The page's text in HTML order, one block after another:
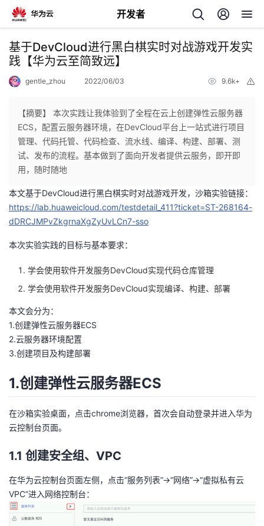
开发者
返
回
个
人
主
页
我
的
开
者
我
的
我
坛
圈
子
的
直
播
我
的
活
动
我
的
关
我
的
我
基于DevCloud进行黑白棋实时对战游戏开发实
践【华为云至简致远】
gentle_zhou 2022/06/03 9.6k+
【摘要】 本次实践让我体验到了全程在云上创建弹性云服务器
ECS，配置云服务器环境，在DevCloud平台上一站式进行项目
管理、代码托管、代码检查、流水线、编译、构建、部署、测
试、发布的流程。基本做到了面向开发者提供云服务，即开即
用，随时随地
本文基于DevCloud进行黑白棋实时对战游戏开发，沙箱实验链接：
https://lab.huaweicloud.com/testdetail_411?ticket=ST-268164-
dDRCJMPvZkgrnaXgZyUvLCn7-sso
本次实验实践的目标与基本要求：
学会使用软件开发服务DevCloud实现代码仓库管理
学会使用软件开发服务DevCloud实现编译、构建、部署
本文会分为：
1.创建弹性云服务器ECS
2.云服务器环境配置
3.创建项目及构建部署
1.创建弹性云服务器ECS
在沙箱实验桌面，点击chrome浏览器，首次会自动登录并进入华为
云控制台页面。
1.1 创建安全组、VPC
在华为云控制台页面左侧，点击“服务列表”->“网络”->“虚拟私有云
VPC”进入网络控制台：